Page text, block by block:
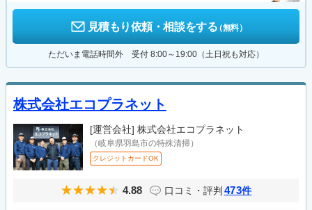
見積もり依頼・相談をする（無料）
ただいま電話時間外 受付 8:00～19:00（土日祝も対応）
株式会社エコプラネット
[運営会社] 株式会社エコプラネット
（岐阜県羽島市の特殊清掃）
クレジットカードOK
4.88 口コミ・評判 473件